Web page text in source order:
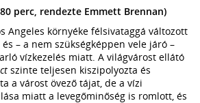
perc, rendezte Emmett Brennan)
Angeles környéke félsivataggá változott
– a nem szükségképpen vele járó –
vízkezelés miatt. A világvárost ellátó
szinte teljesen kiszipolyozta és
a várost övező tájat, de a vízi
miatt a levegőminőség is romlott, és